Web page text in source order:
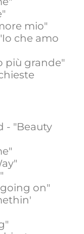
mio"
che amo
più grande"
- "Beauty
going on"